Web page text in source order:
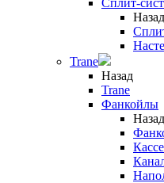
Сплит-
Назад
Trane
Назад
Trane
Фанкойлы
Назад